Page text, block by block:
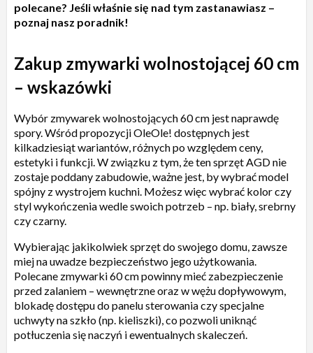
polecane? Jeśli właśnie się nad tym zastanawiasz –
poznaj nasz poradnik!
Zakup zmywarki wolnostojącej 60 cm
– wskazówki
Wybór zmywarek wolnostojących 60 cm jest naprawdę
spory. Wśród propozycji OleOle! dostępnych jest
kilkadziesiąt wariantów, różnych po względem ceny,
estetyki i funkcji. W związku z tym, że ten sprzęt AGD nie
zostaje poddany zabudowie, ważne jest, by wybrać model
spójny z wystrojem kuchni. Możesz więc wybrać kolor czy
styl wykończenia wedle swoich potrzeb – np. biały, srebrny
czy czarny.
Wybierając jakikolwiek sprzęt do swojego domu, zawsze
miej na uwadze bezpieczeństwo jego użytkowania.
Polecane zmywarki 60 cm powinny mieć zabezpieczenie
przed zalaniem – wewnętrzne oraz w wężu dopływowym,
blokadę dostępu do panelu sterowania czy specjalne
uchwyty na szkło (np. kieliszki), co pozwoli uniknąć
potłuczenia się naczyń i ewentualnych skaleczeń.